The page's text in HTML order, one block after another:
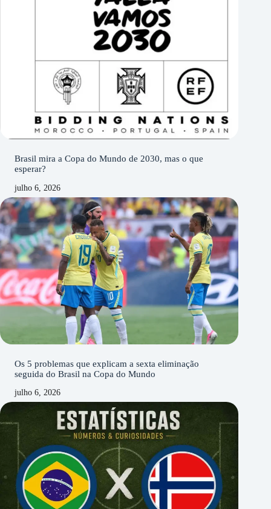
Brasil mira a Copa do Mundo de 2030, mas o que
esperar?
julho 6, 2026
Os 5 problemas que explicam a sexta eliminação
seguida do Brasil na Copa do Mundo
julho 6, 2026